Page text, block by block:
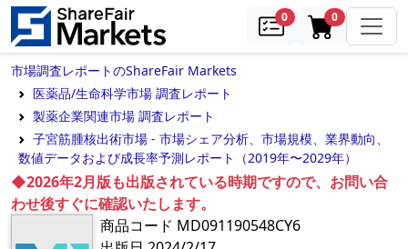
0samples0in cart
市場調査レポートのShareFair Markets
医薬品/生命科学市場 調査レポート
製薬企業関連市場 調査レポート
子宮筋腫核出術市場 - 市場シェア分析、市場規模、業界動向、
数値データおよび成長率予測レポート（2019年〜2029年）
◆2026年2月版も出版されている時期ですので、お問い合
わせ後すぐに確認いたします。
商品コード MD091190548CY6